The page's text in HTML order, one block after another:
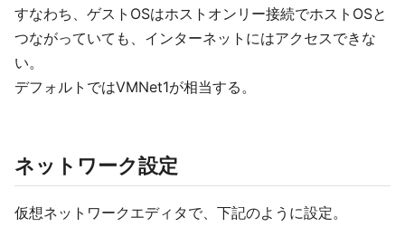
すなわち、ゲストOSはホストオンリー接続でホストOSと
つながっていても、インターネットにはアクセスできな
い。
デフォルトではVMNet1が相当する。
ネットワーク設定
仮想ネットワークエディタで、下記のように設定。